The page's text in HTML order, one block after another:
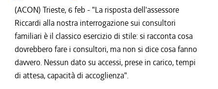
(ACON) Trieste, 6 feb - "La risposta dell'assessore
Riccardi alla nostra interrogazione sui consultori
familiari è il classico esercizio di stile: si racconta cosa
dovrebbero fare i consultori, ma non si dice cosa fanno
davvero. Nessun dato su accessi, prese in carico, tempi
di attesa, capacità di accoglienza".